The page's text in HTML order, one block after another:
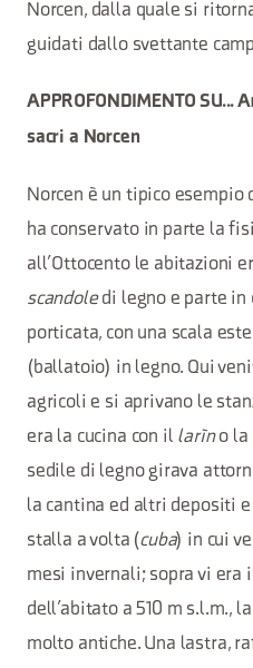
Norcen, dalla quale si
guidati dallo svettante
APPROFONDIMENTO
sacri a Norcen
Norcen è un tipico
ha conservato in parte la
all’Ottocento le abitazioni
scandoledi legno e parte in
porticata, con una scala
(ballatoio) in legno. Qui
agricoli e si aprivano le
era la cucina con il larìno la
sedile di legno girava
la cantina ed altri depositi
stalla a volta (cuba) in cui
mesi invernali; sopra vi era
dell’abitato a 510 m s.l.m.,
molto antiche. Una lastra,